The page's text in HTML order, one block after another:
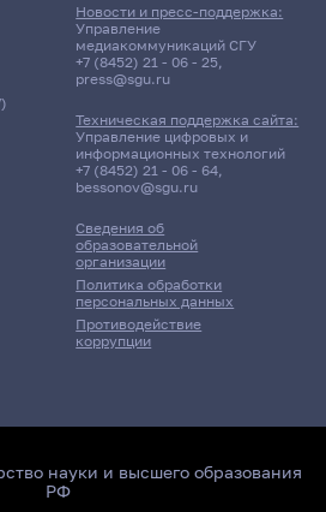
Сведения об
образовательной
организации
Политика обработки
персональных данных
Противодействие
коррупции
Новости и пресс-поддержка:
Управление
медиакоммуникаций СГУ
+7 (8452) 21 - 06 - 25,
press@sgu.ru
Техническая поддержка сайта:
Управление цифровых и
информационных технологий
+7 (8452) 21 - 06 - 64,
bessonov@sgu.ru
науки и высшего образования
РФ